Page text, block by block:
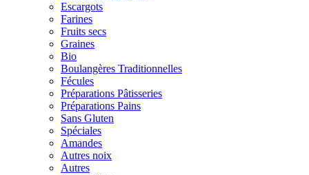
Escargots
Farines
Fruits secs
Graines
Bio
Boulangères Traditionnelles
Fécules
Préparations Pâtisseries
Préparations Pains
Sans Gluten
Spéciales
Amandes
Autres noix
Autres